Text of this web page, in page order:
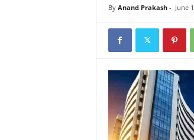
By Anand Prakash- June